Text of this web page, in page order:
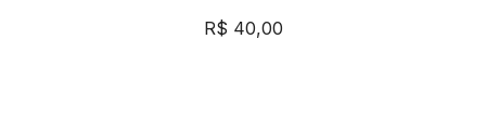
R$ 40,00